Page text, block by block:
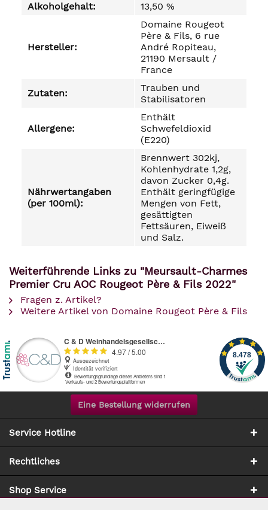
Alkoholgehalt:
13,50 %
Hersteller:
Domaine Rougeot
Père & Fils, 6 rue
André Ropiteau,
21190 Mersault /
France
Zutaten:
Trauben und
Stabilisatoren
Allergene:
Enthält
Schwefeldioxid
(E220)
Nährwertangaben
(per 100ml):
Brennwert 302kj,
Kohlenhydrate 1,2g,
davon Zucker 0,4g.
Enthält geringfügige
Mengen von Fett,
gesättigten
Fettsäuren, Eiweiß
und Salz.
Weiterführende Links zu "Meursault-Charmes
Premier Cru AOC Rougeot Père & Fils 2022"
Fragen z. Artikel?
Weitere Artikel von Domaine Rougeot Père & Fils
Eine Bestellung widerrufen
Service Hotline
Rechtliches
Shop Service